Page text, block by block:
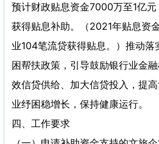
预计财政贴息资金7000万至1亿
获得贴息补助。（2021年贴息资
业104笔流贷获得贴息。）推动
困帮扶政策，引导鼓励银行业金
效信贷供给、加大信贷投入，提
业纾困稳增长，保持健康运行。
四、工作要求